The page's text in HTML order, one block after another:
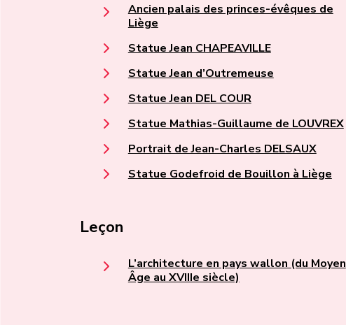
Ancien palais des princes-évêques de
Liège
Statue Jean CHAPEAVILLE
Statue Jean d’Outremeuse
Statue Jean DEL COUR
Statue Mathias-Guillaume de LOUVREX
Portrait de Jean-Charles DELSAUX
Statue Godefroid de Bouillon à Liège
Leçon
L’architecture en pays wallon (du Moyen
Âge au XVIIIe siècle)